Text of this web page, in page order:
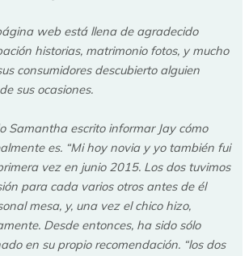
web está llena de agradecido
historias, matrimonio fotos, y mucho
consumidores descubierto alguien
sus ocasiones.
Samantha escrito informar Jay cómo
es. “Mi hoy novia y yo también fui
vez en junio 2015. Los dos tuvimos
para cada varios otros antes de él
mesa, y, una vez el chico hizo,
Desde entonces, ha sido sólo
en su propio recomendación. “los dos